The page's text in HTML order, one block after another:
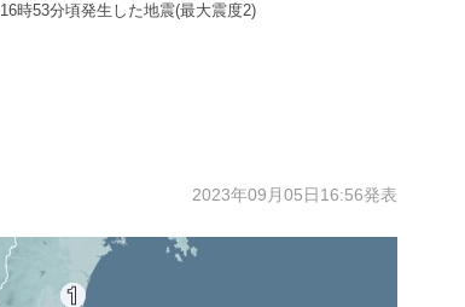
16時53分頃発生した地震(最大震度2)
2023年09月05日16:56発表